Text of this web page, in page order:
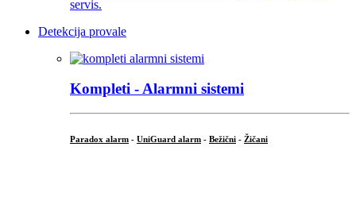
Detekcija provale
Kompleti - Alarmni sistemi
Paradox alarm - UniGuard alarm - Bežični - Žičani